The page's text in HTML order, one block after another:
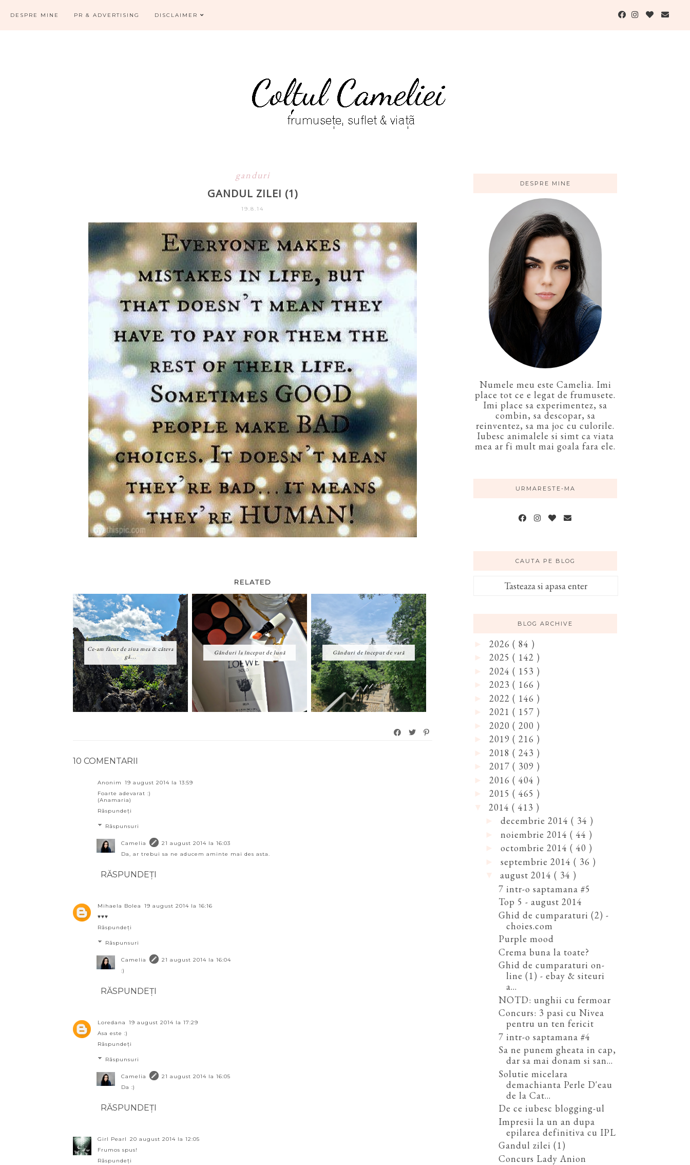
DESPRE MINE PR & ADVERTISING DISCLAIMER
ganduri
GANDUL ZILEI (1)
19.8.14
RELATED
Ce-am făcut de ziua mea & câteva
gâ...
Gânduri la început de lună Gânduri de început de vară
10 COMENTARII
Anonim
19 august 2014 la 13:59
Foarte adevarat :)
(Anamaria)
Răspundeți
Răspunsuri
Camelia
21 august 2014 la 16:03
Da, ar trebui sa ne aducem aminte mai des asta.
RĂSPUNDEȚI
Mihaela Bolea
19 august 2014 la 16:16
♥♥♥
Răspundeți
Răspunsuri
Camelia
21 august 2014 la 16:04
:)
RĂSPUNDEȚI
Loredana
19 august 2014 la 17:29
Asa este :)
Răspundeți
Răspunsuri
Camelia
21 august 2014 la 16:05
Da :)
RĂSPUNDEȚI
Girl Pearl
20 august 2014 la 12:05
Frumos spus!
Răspundeți
DESPRE MINE
Numele meu este Camelia. Imi
place tot ce e legat de frumusete.
Imi place sa experimentez, sa
combin, sa descopar, sa
reinventez, sa ma joc cu culorile.
Iubesc animalele si simt ca viata
mea ar fi mult mai goala fara ele.
URMARESTE-MA
CAUTA PE BLOG
BLOG ARCHIVE
2026 ( 84 )
2025 ( 142 )
2024 ( 153 )
2023 ( 166 )
2022 ( 146 )
2021 ( 157 )
2020 ( 200 )
2019 ( 216 )
2018 ( 243 )
2017 ( 309 )
2016 ( 404 )
2015 ( 465 )
2014 ( 413 )
decembrie 2014 ( 34 )
noiembrie 2014 ( 44 )
octombrie 2014 ( 40 )
septembrie 2014 ( 36 )
august 2014 ( 34 )
7 intr-o saptamana #5
Top 5 - august 2014
Ghid de cumparaturi (2) -
choies.com
Purple mood
Crema buna la toate?
Ghid de cumparaturi on-
line (1) - ebay & siteuri
a...
NOTD: unghii cu fermoar
Concurs: 3 pasi cu Nivea
pentru un ten fericit
7 intr-o saptamana #4
Sa ne punem gheata in cap,
dar sa mai donam si san...
Solutie micelara
demachianta Perle D'eau
de la Cat...
De ce iubesc blogging-ul
Impresii la un an dupa
epilarea definitiva cu IPL
Gandul zilei (1)
Concurs Lady Anion